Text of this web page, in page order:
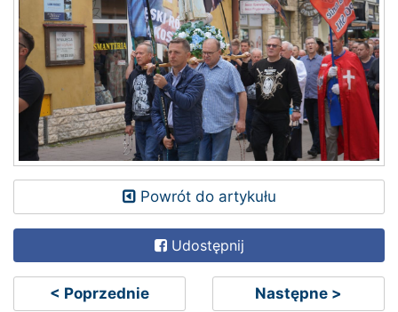
Powrót do artykułu
Udostępnij
< Poprzednie Następne >